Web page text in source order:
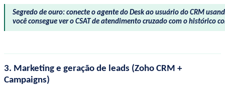
Segredo de ouro: conecte o agente do Desk ao usuário do CRM
você consegue ver o CSAT de atendimento cruzado com o histórico
3. Marketing e geração de leads (Zoho CRM +
Campaigns)